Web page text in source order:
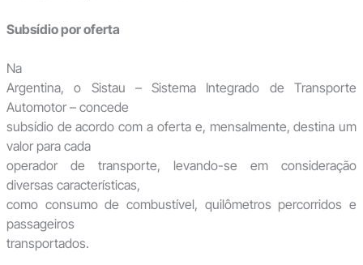
Subsídio por oferta
Na
Argentina, o Sistau – Sistema Integrado de Transporte
Automotor – concede
subsídio de acordo com a oferta e, mensalmente, destina um
valor para cada
operador de transporte, levando-se em consideração
diversas características,
como consumo de combustível, quilômetros percorridos e
passageiros
transportados.